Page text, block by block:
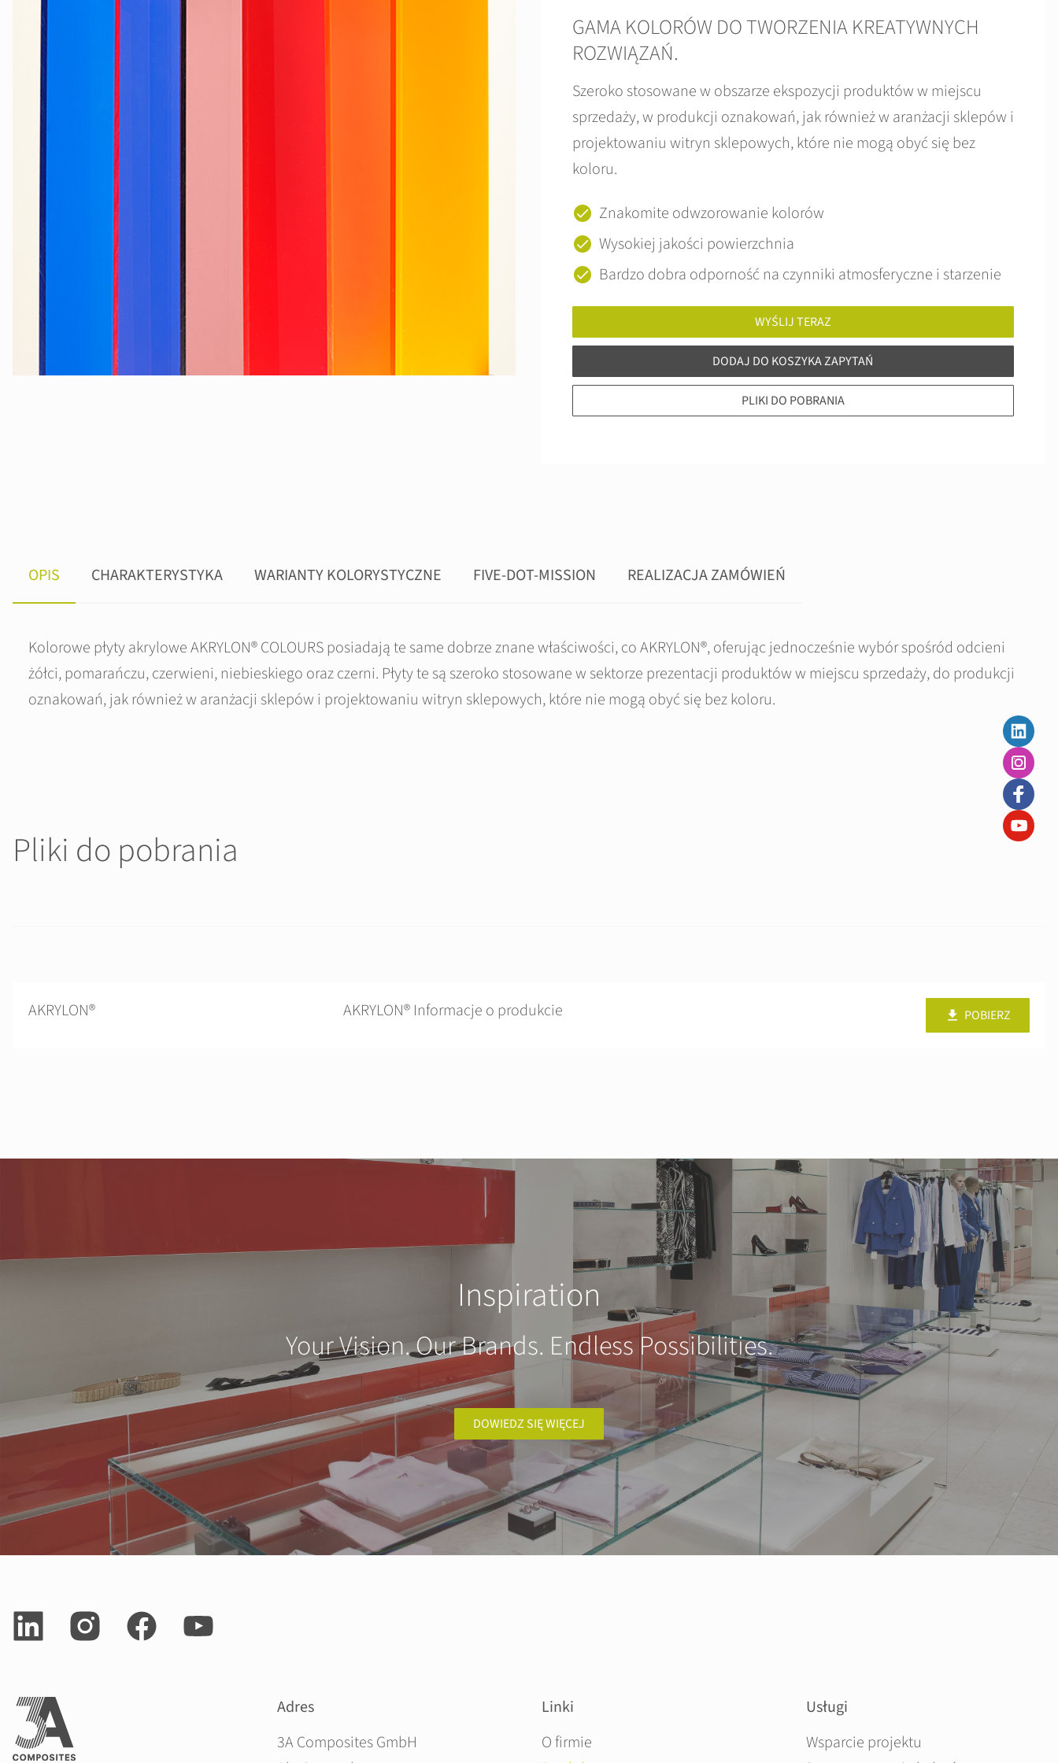
GAMA KOLORÓW DO TWORZENIA KREATYWNYCH
ROZWIĄZAŃ.
Szeroko stosowane w obszarze ekspozycji produktów w miejscu
sprzedaży, w produkcji oznakowań, jak również w aranżacji sklepów i
projektowaniu witryn sklepowych, które nie mogą obyć się bez
koloru.
Znakomite odwzorowanie kolorów
Wysokiej jakości powierzchnia
Bardzo dobra odporność na czynniki atmosferyczne i starzenie
WYŚLIJ TERAZ
DODAJ DO KOSZYKA ZAPYTAŃ
PLIKI DO POBRANIA
OPIS CHARAKTERYSTYKA WARIANTY KOLORYSTYCZNE FIVE-DOT-MISSION REALIZACJA ZAMÓWIEŃ
Kolorowe płyty akrylowe AKRYLON® COLOURS posiadają te same dobrze znane właściwości, co AKRYLON®, oferując jednocześnie wybór spośród odcieni
żółci, pomarańczu, czerwieni, niebieskiego oraz czerni. Płyty te są szeroko stosowane w sektorze prezentacji produktów w miejscu sprzedaży, do produkcji
oznakowań, jak również w aranżacji sklepów i projektowaniu witryn sklepowych, które nie mogą obyć się bez koloru.
Pliki do pobrania
AKRYLON® AKRYLON® Informacje o produkcie POBIERZ
Inspiration
Your Vision. Our Brands. Endless Possibilities.
DOWIEDZ SIĘ WIĘCEJ
Adres
3A Composites GmbH
Linki
Pomiń nawigacje
O firmie
Usługi
Pomiń nawigacje
Wsparcie projektu